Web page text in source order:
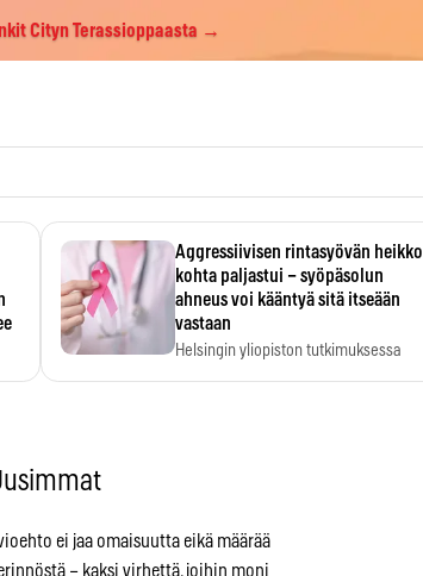
Cityn Terassioppaasta →
Aggressiivisen rintasyövän heikko
kohta paljastui – syöpäsolun
ahneus voi kääntyä sitä itseään
vastaan
Helsingin yliopiston tutkimuksessa
ei jaa omaisuutta eikä määrää
– kaksi virhettä, joihin moni